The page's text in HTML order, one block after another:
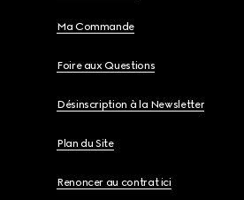
Ma Commande
Foire aux Questions
Désinscription à la Newsletter
Plan du Site
Renoncer au contrat ici